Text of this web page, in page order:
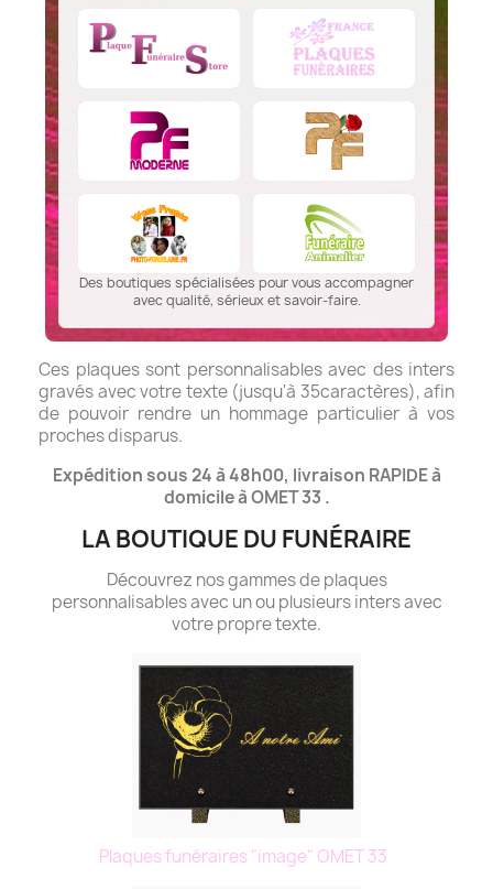
Des boutiques spécialisées pour vous accompagner
avec qualité, sérieux et savoir-faire.
Ces plaques sont personnalisables avec des inters
gravés avec votre texte (jusqu'à 35caractères), afin
de pouvoir rendre un hommage particulier à vos
proches disparus.
Expédition sous 24 à 48h00, livraison RAPIDE à
domicile à OMET 33 .
LA BOUTIQUE DU FUNÉRAIRE
Découvrez nos gammes de plaques
personnalisables avec un ou plusieurs inters avec
votre propre texte.
Plaques funéraires "image" OMET 33